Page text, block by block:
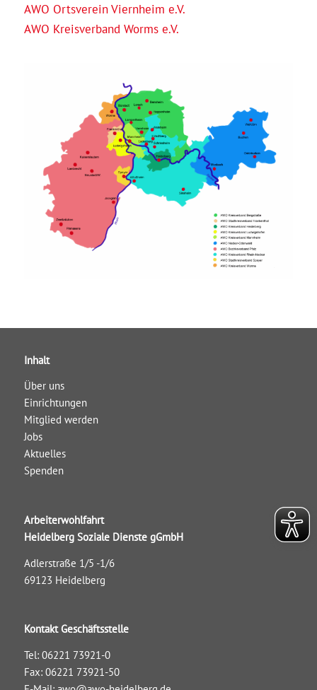
AWO Ortsverein Viernheim e.V.
AWO Kreisverband Worms e.V.
Inhalt
Über uns
Einrichtungen
Mitglied werden
Jobs
Aktuelles
Spenden
Arbeiterwohlfahrt
Heidelberg Soziale Dienste gGmbH
Adlerstraße 1/5 -1/6
69123 Heidelberg
Kontakt Geschäftsstelle
Tel: 06221 73921-0
Fax: 06221 73921-50